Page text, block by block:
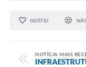
GOSTEI
NOTÍCIA MAIS